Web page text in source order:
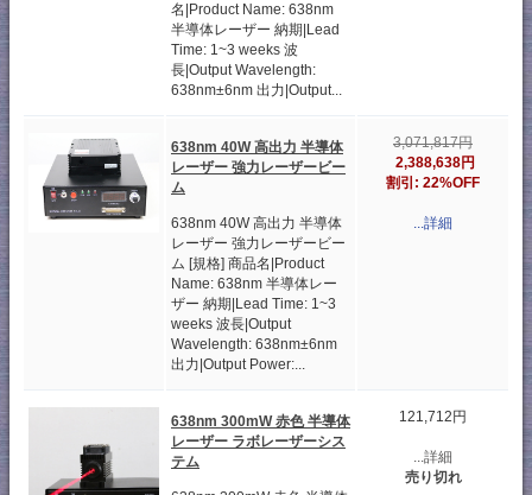
名|Product Name: 638nm
半導体レーザー 納期|Lead
Time: 1~3 weeks 波
長|Output Wavelength:
638nm±6nm 出力|Output...
638nm 40W 高出力 半導体
レーザー 強力レーザービー
ム
638nm 40W 高出力 半導体
レーザー 強力レーザービー
ム [規格] 商品名|Product
Name: 638nm 半導体レー
ザー 納期|Lead Time: 1~3
weeks 波長|Output
Wavelength: 638nm±6nm
出力|Output Power:...
3,071,817円
2,388,638円
割引: 22%OFF
...詳細
638nm 300mW 赤色 半導体
レーザー ラボレーザーシス
テム
121,712円
...詳細
売り切れ